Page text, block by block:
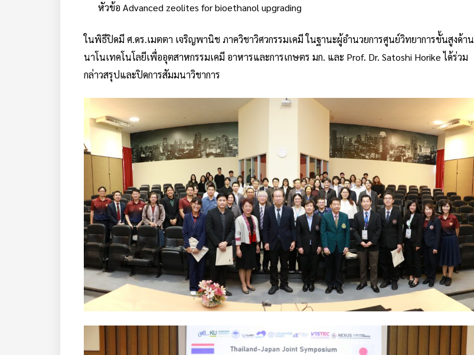
หัวข้อ Advanced zeolites for bioethanol upgrading
ในพิธีปิดมี ศ.ดร.เมตตา เจริญพานิช ภาควิชาวิศวกรรมเคมี ในฐานะผู้อำนวยการศูนย์วิทยาการขั้นสูงด้าน
นาโนเทคโนโลยีเพื่ออุตสาหกรรมเคมี อาหารและการเกษตร มก. และ Prof. Dr. Satoshi Horike ได้ร่วม
กล่าวสรุปและปิดการสัมมนาวิชาการ